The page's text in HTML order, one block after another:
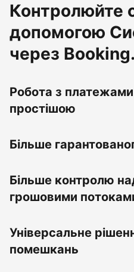
Контролюйте
допомогою
через
Робота з
простішою
Більше
Більше контролю
грошовими
Універсальне
помешкань